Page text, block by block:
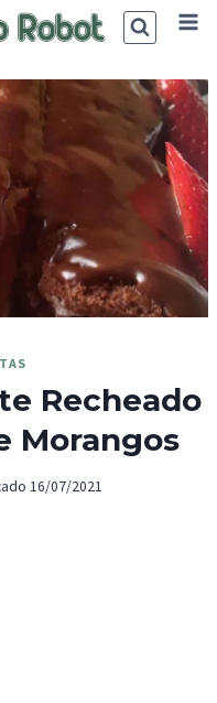
Recheado
Morangos
16/07/2021